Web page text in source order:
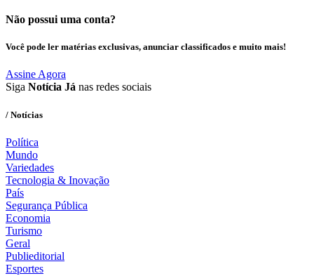
Não possui uma conta?
Você pode ler matérias exclusivas, anunciar classificados e muito mais!
Assine Agora
Siga Notícia Já nas redes sociais
/ Notícias
Política
Mundo
Variedades
Tecnologia & Inovação
País
Segurança Pública
Economia
Turismo
Geral
Publieditorial
Esportes